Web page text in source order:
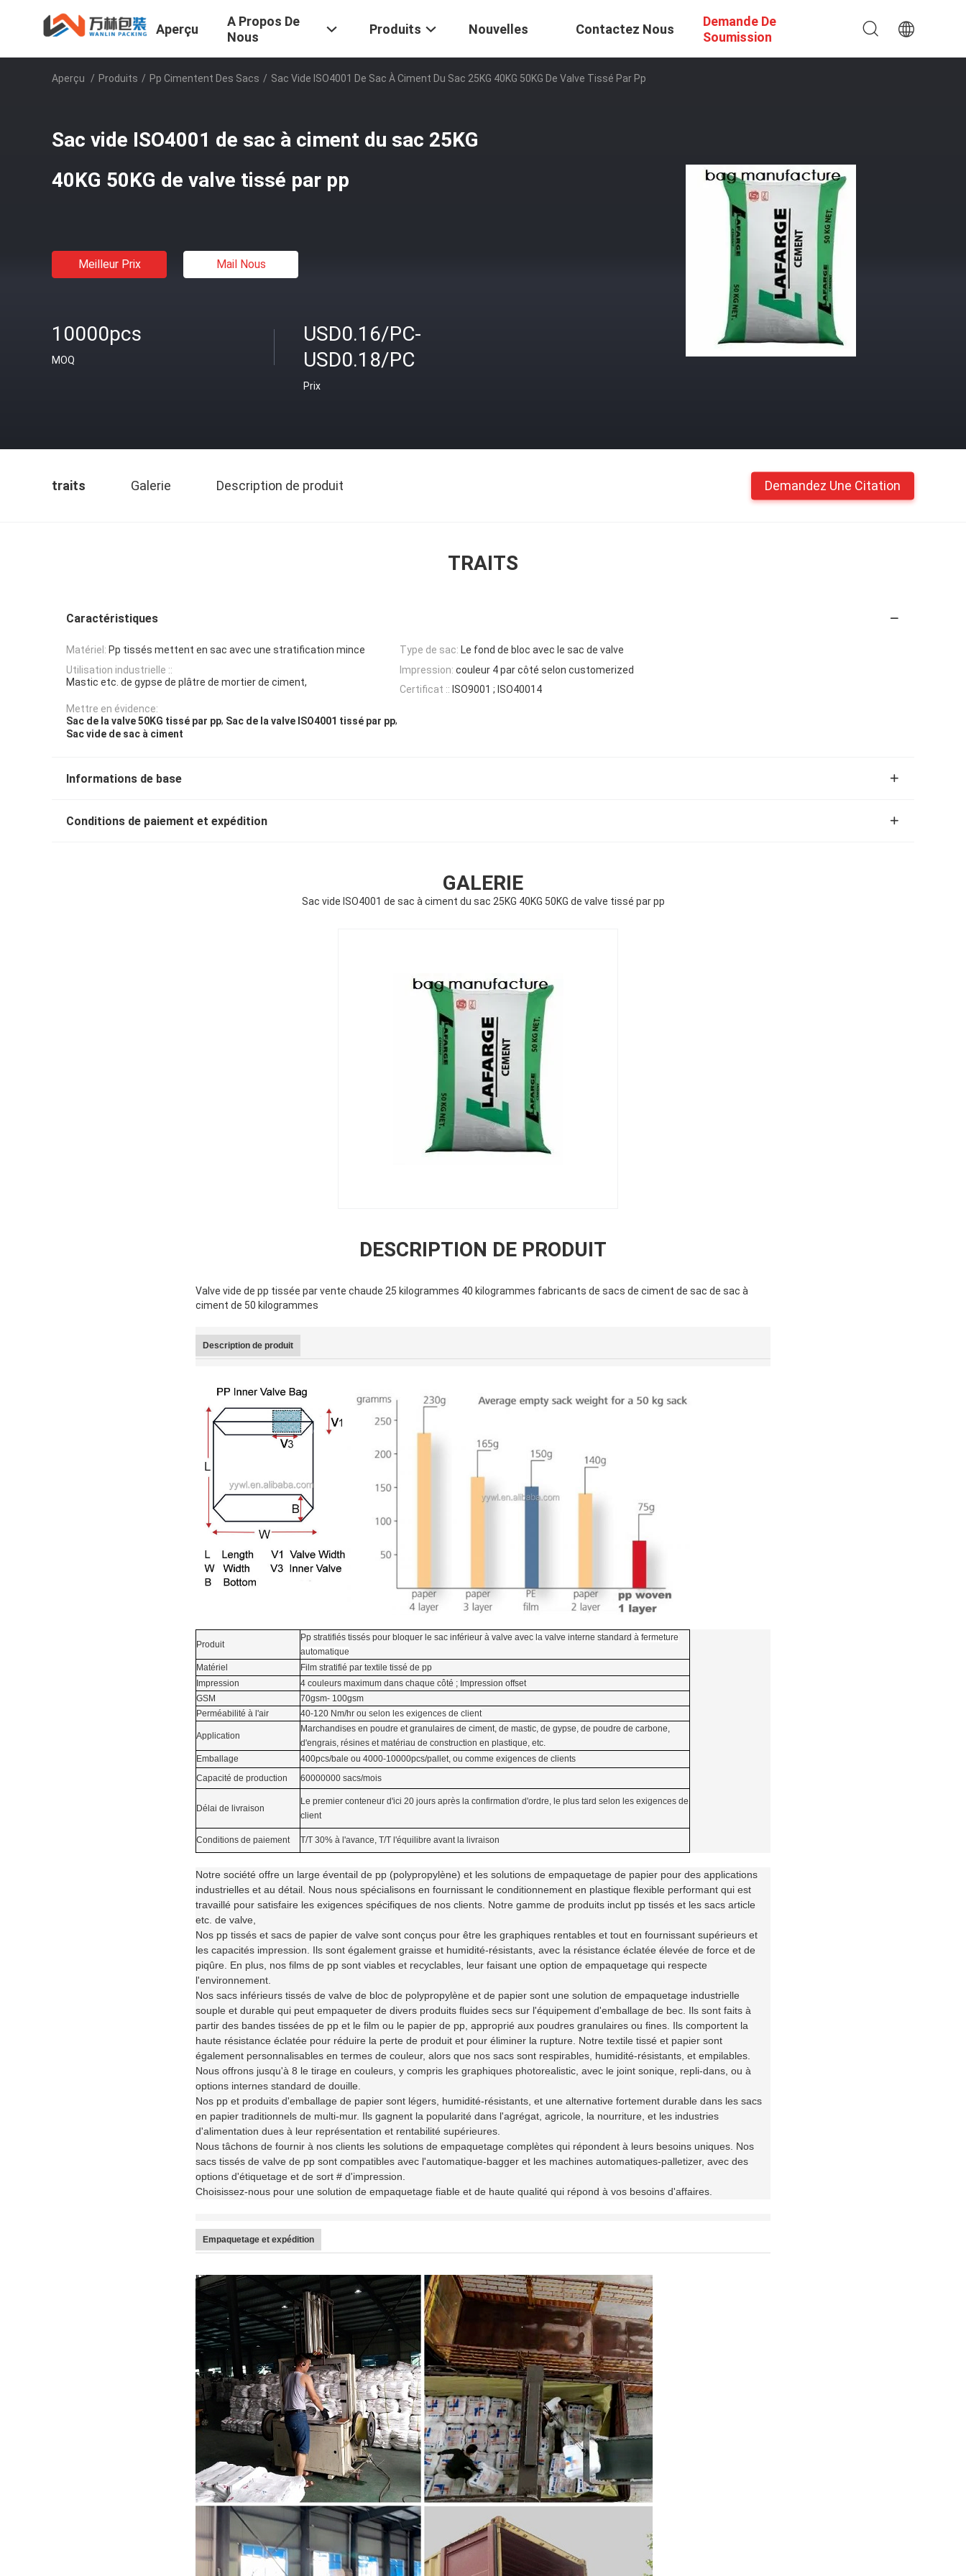
Aperçu
A Propos De
Nous
Produits Nouvelles Contactez Nous
Demande De
Soumission
Aperçu / Produits / Pp Cimentent Des Sacs / Sac Vide ISO4001 De Sac À Ciment Du Sac 25KG 40KG 50KG De Valve Tissé Par Pp
Sac vide ISO4001 de sac à ciment du sac 25KG
40KG 50KG de valve tissé par pp
Meilleur Prix Mail Nous
10000pcs
MOQ
USD0.16/PC-
USD0.18/PC
Prix
traits Galerie Description de produit Demandez Une Citation
TRAITS
Caractéristiques
Matériel: Pp tissés mettent en sac avec une stratification mince Type de sac: Le fond de bloc avec le sac de valve
Utilisation industrielle ::
Mastic etc. de gypse de plâtre de mortier de ciment,
Impression: couleur 4 par côté selon customerized
Certificat :: ISO9001 ; ISO40014
Mettre en évidence:
Sac de la valve 50KG tissé par pp, Sac de la valve ISO4001 tissé par pp,
Sac vide de sac à ciment
Informations de base
Conditions de paiement et expédition
GALERIE
Sac vide ISO4001 de sac à ciment du sac 25KG 40KG 50KG de valve tissé par pp
DESCRIPTION DE PRODUIT
Valve vide de pp tissée par vente chaude 25 kilogrammes 40 kilogrammes fabricants de sacs de ciment de sac de sac à
ciment de 50 kilogrammes
Description de produit
Produit
Pp stratifiés tissés pour bloquer le sac inférieur à valve avec la valve interne standard à fermeture
automatique
Matériel
Film stratifié par textile tissé de pp
Impression
4 couleurs maximum dans chaque côté ; Impression offset
GSM
70gsm- 100gsm
Perméabilité à l'air
40-120 Nm/hr ou selon les exigences de client
Application
Marchandises en poudre et granulaires de ciment, de mastic, de gypse, de poudre de carbone,
d'engrais, résines et matériau de construction en plastique, etc.
Emballage
400pcs/bale ou 4000-10000pcs/pallet, ou comme exigences de clients
Capacité de production
60000000 sacs/mois
Délai de livraison
Le premier conteneur d'ici 20 jours après la confirmation d'ordre, le plus tard selon les exigences de
client
Conditions de paiement T/T 30% à l'avance, T/T l'équilibre avant la livraison
Notre société offre un large éventail de pp (polypropylène) et les solutions de empaquetage de papier pour des applications
industrielles et au détail. Nous nous spécialisons en fournissant le conditionnement en plastique flexible performant qui est
travaillé pour satisfaire les exigences spécifiques de nos clients. Notre gamme de produits inclut pp tissés et les sacs article
etc. de valve,
Nos pp tissés et sacs de papier de valve sont conçus pour être les graphiques rentables et tout en fournissant supérieurs et
les capacités impression. Ils sont également graisse et humidité-résistants, avec la résistance éclatée élevée de force et de
piqûre. En plus, nos films de pp sont viables et recyclables, leur faisant une option de empaquetage qui respecte
l'environnement.
Nos sacs inférieurs tissés de valve de bloc de polypropylène et de papier sont une solution de empaquetage industrielle
souple et durable qui peut empaqueter de divers produits fluides secs sur l'équipement d'emballage de bec. Ils sont faits à
partir des bandes tissées de pp et le film ou le papier de pp, approprié aux poudres granulaires ou fines. Ils comportent la
haute résistance éclatée pour réduire la perte de produit et pour éliminer la rupture. Notre textile tissé et papier sont
également personnalisables en termes de couleur, alors que nos sacs sont respirables, humidité-résistants, et empilables.
Nous offrons jusqu'à 8 le tirage en couleurs, y compris les graphiques photorealistic, avec le joint sonique, repli-dans, ou à
options internes standard de douille.
Nos pp et produits d'emballage de papier sont légers, humidité-résistants, et une alternative fortement durable dans les sacs
en papier traditionnels de multi-mur. Ils gagnent la popularité dans l'agrégat, agricole, la nourriture, et les industries
d'alimentation dues à leur représentation et rentabilité supérieures.
Nous tâchons de fournir à nos clients les solutions de empaquetage complètes qui répondent à leurs besoins uniques. Nos
sacs tissés de valve de pp sont compatibles avec l'automatique-bagger et les machines automatiques-palletizer, avec des
options d'étiquetage et de sort # d'impression.
Choisissez-nous pour une solution de empaquetage fiable et de haute qualité qui répond à vos besoins d'affaires.
Empaquetage et expédition